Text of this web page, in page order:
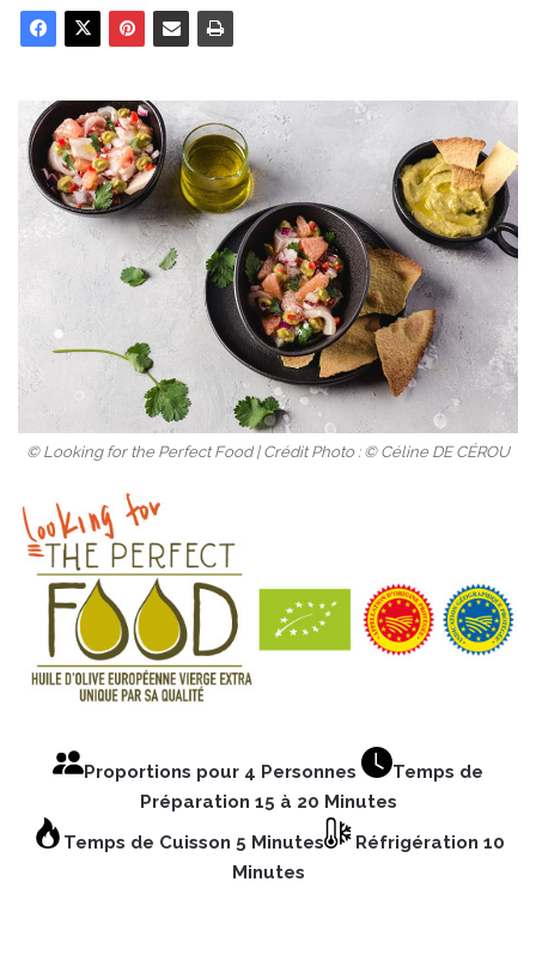
© Looking for the Perfect Food | Crédit Photo : © Céline DE CÉROU
Proportions pour 4 Personnes
Temps de
Préparation 15 à 20 Minutes
Temps de Cuisson 5 Minutes
Réfrigération 10
Minutes